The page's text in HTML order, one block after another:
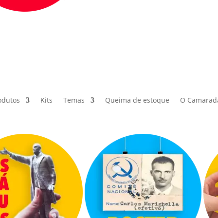
Kits Temas Queima de estoque O